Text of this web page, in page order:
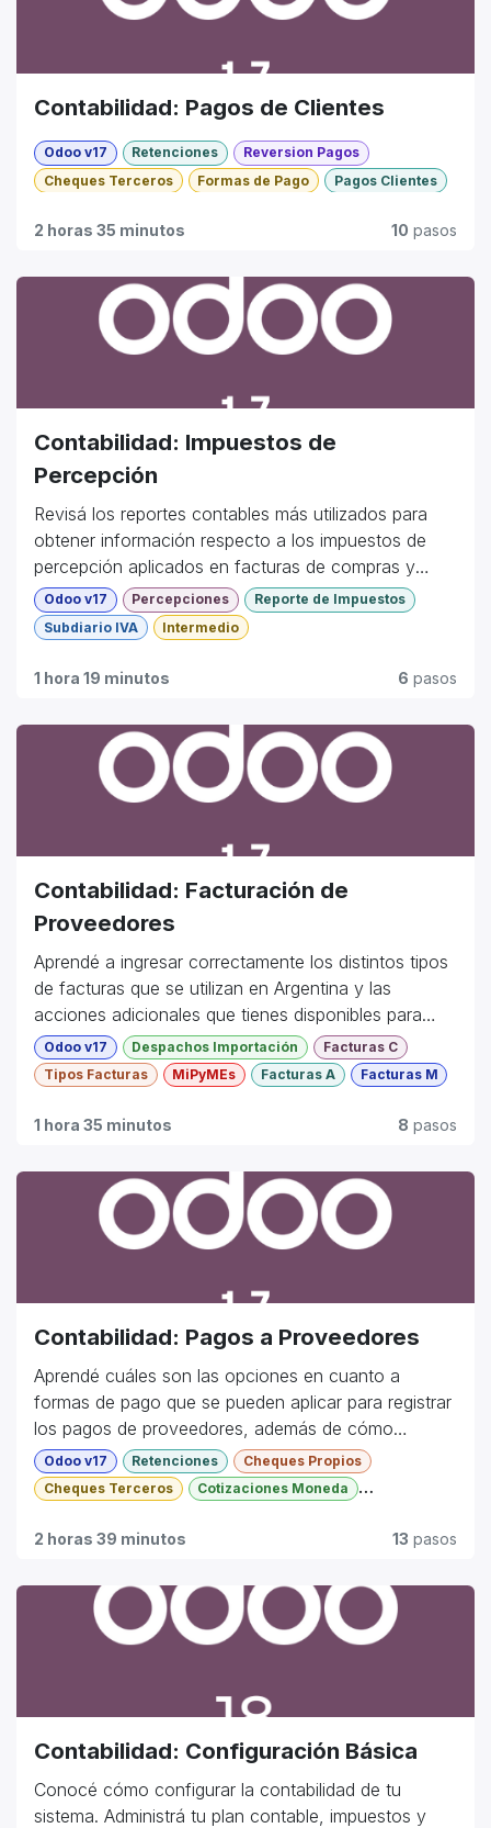
Contabilidad: Pagos de Clientes
Odoo v17 Retenciones
Reversion Pagos
Cheques Terceros
Formas de Pago
Pagos Clientes
2 horas 35 minutos 10 pasos
Contabilidad: Impuestos de
Percepción
Revisá los reportes contables más utilizados para
obtener información respecto a los impuestos de
percepción aplicados en facturas de compras y
ventas.
Odoo v17 Percepciones
Reporte de Impuestos
Subdiario IVA
Intermedio
1 hora 19 minutos 6 pasos
Contabilidad: Facturación de
Proveedores
Aprendé a ingresar correctamente los distintos tipos
de facturas que se utilizan en Argentina y las
acciones adicionales que tienes disponibles para
trabajar con estas.
Odoo v17 Despachos Importación
Facturas C
Tipos Facturas
MiPyMEs Facturas A
Facturas M
1 hora 35 minutos 8 pasos
Contabilidad: Pagos a Proveedores
Aprendé cuáles son las opciones en cuanto a
formas de pago que se pueden aplicar para registrar
los pagos de proveedores, además de cómo
ingresar y aplicar anticipos.
Odoo v17 Retenciones
Cheques Propios
Cheques Terceros
Cotizaciones Moneda
Tarjetas de Crédito
2 horas 39 minutos 13 pasos
Contabilidad: Configuración Básica
Conocé cómo configurar la contabilidad de tu
sistema. Administrá tu plan contable, impuestos y